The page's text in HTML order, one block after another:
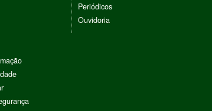
Periódicos
Ouvidoria